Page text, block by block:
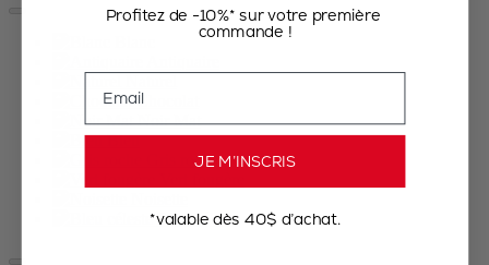
Chocolat
Noir Mat
Bleu
Gris roche
Bleu céleste
Profitez de -10%* sur votre première
commande !
JE M’INSCRIS
*valable dès 40$ d’achat.